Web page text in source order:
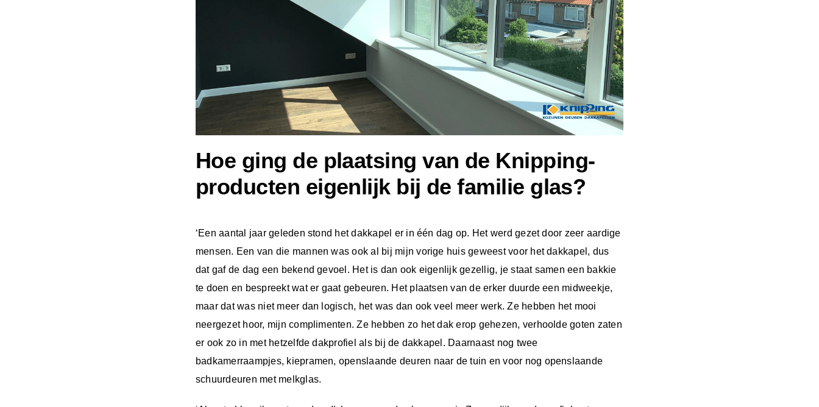
Hoe ging de plaatsing van de Knipping-
producten eigenlijk bij de familie glas?
‘Een aantal jaar geleden stond het dakkapel er in één dag op. Het werd gezet door zeer aardige
mensen. Een van die mannen was ook al bij mijn vorige huis geweest voor het dakkapel, dus
dat gaf de dag een bekend gevoel. Het is dan ook eigenlijk gezellig, je staat samen een bakkie
te doen en bespreekt wat er gaat gebeuren. Het plaatsen van de erker duurde een midweekje,
maar dat was niet meer dan logisch, het was dan ook veel meer werk. Ze hebben het mooi
neergezet hoor, mijn complimenten. Ze hebben zo het dak erop gehezen, verhoolde goten zaten
er ook zo in met hetzelfde dakprofiel als bij de dakkapel. Daarnaast nog twee
badkamerraampjes, kiepramen, openslaande deuren naar de tuin en voor nog openslaande
schuurdeuren met melkglas.